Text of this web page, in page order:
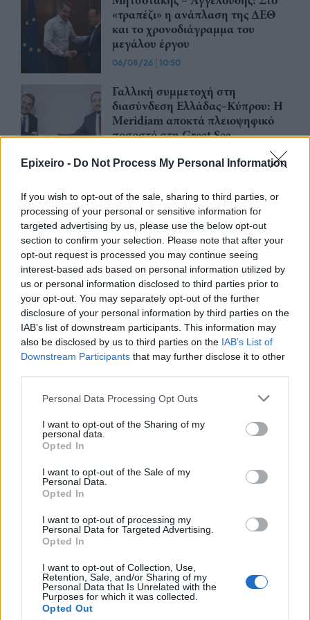
Epixeiro - Do Not Process My Personal Information
If you wish to opt-out of the sale, sharing to third parties, or
processing of your personal or sensitive information for
targeted advertising by us, please use the below opt-out
section to confirm your selection. Please note that after your
opt-out request is processed you may continue seeing
interest-based ads based on personal information utilized by
us or personal information disclosed to third parties prior to
your opt-out. You may separately opt-out of the further
disclosure of your personal information by third parties on the
IAB’s list of downstream participants. This information may
also be disclosed by us to third parties on the IAB’s List of
Downstream Participants that may further disclose it to other
Personal Data Processing Opt Outs
I want to opt-out of the Sharing of my
personal data.
Opted In
I want to opt-out of the Sale of my
Personal Data.
Opted In
I want to opt-out of processing my
Personal Data for Targeted Advertising.
Opted In
I want to opt-out of Collection, Use,
Retention, Sale, and/or Sharing of my
Personal Data that Is Unrelated with the
Purposes for which it was collected.
Opted Out
«τραπέζι» η ανάπλαση της ΔΕΘ
και το χρονοδιάγραμμα του
μεγάλου έργου
06/08/26 | 10:50
Γαλλική συμμετοχή στη
διασύνδεση Ελλάδας–Κύπρου: Η
Meridiam αποκτά πλειοψηφικό
ποσοστό στη Great Sea
05/08/26| 18:15
Θεοδωρικάκος: Στο ΕΠΑ του
Υπουργείου Ανάπτυξης η
χρηματοδότηση του ΕΛΙΔΕΚ
05/08/26|17:19
Κρίσιμης σημασίας συμφωνία για
την Great Sea Interconnector και
την ηλεκτρική σύνδεση Ελλάδας-
Κύπρου
05/08/26 17:09
Εξωδικαστικός Μηχανισμός: Οι
20 δισ. ευρώ
05/08/26|16:28
Αποκλιμάκωση τιμών στα σούπερ
μάρκετ: Αρνητικός πληθωρισμός
05/08/26|13:12
πραγματοποίησε συνάντηση με
τη διοίκηση του ΟΛΠ Α.Ε.